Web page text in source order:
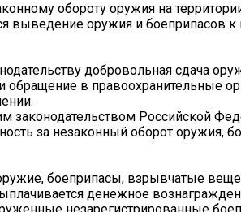
обороту оружия на
выведение оружия и боеприпасов
добровольная сдача
обращение в правоохранительные
Российской
за незаконный оборот
боеприпасы, взрывчатые
денежное